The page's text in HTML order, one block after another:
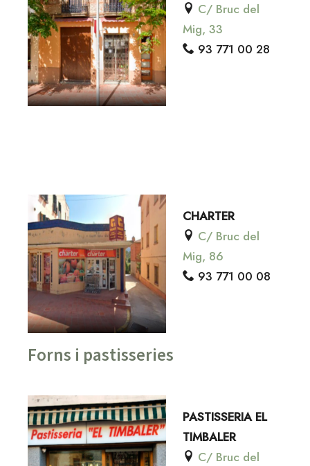
C/ Bruc del
Mig, 33
93 771 00 28
CHARTER
C/ Bruc del
Mig, 86
93 771 00 08
Forns i pastisseries
PASTISSERIA EL
TIMBALER
C/ Bruc del